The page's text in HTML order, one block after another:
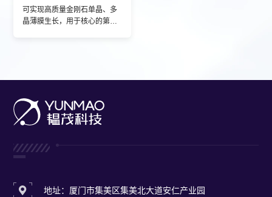
可实现高质量金刚石单晶、多
晶薄膜生长，用于核心的第四
地址：厦门市集美区集美北大道安仁产业园